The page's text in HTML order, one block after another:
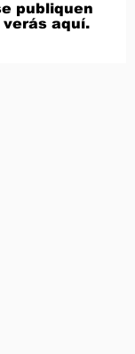
publiquen
aquí.